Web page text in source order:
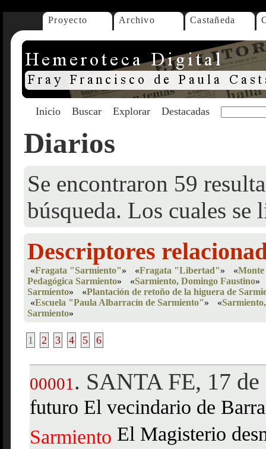
Proyecto Archivo Castañeda
Inicio Buscar Explorar Destacadas
Diarios
Se encontraron 59
búsqueda. Los cuales se
Descriptores
«Fragata "Sarmiento"» «Fragata "Libertad"» «Monte
Pedagógica Sarmiento» «Sarmiento, Domingo Faustino»
Sarmiento» «Plantación de retoño de la higuera de
«Escuela "Paula Albarracín de Sarmiento"» «
Sarmiento»
1 2 3 4 5 6
00001 . SANTA FE, 17 de
futuro El vecindario de
Sarmiento El Magisterio